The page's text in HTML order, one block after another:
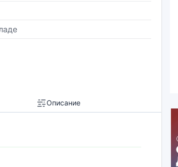
Описание